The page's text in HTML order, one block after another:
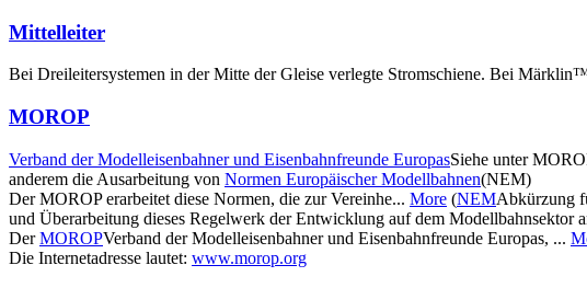
Mittelleiter
Bei Dreileitersystemen in der Mitte der Gleise verlegte Stromschiene. Bei
MOROP
Verband der Modelleisenbahner und Eisenbahnfreunde EuropasSiehe unter
anderem die Ausarbeitung von Normen Europäischer Modellbahnen(NEM)
Der MOROP erarbeitet diese Normen, die zur Vereinhe... More (NEMAbkürzung
und Überarbeitung dieses Regelwerk der Entwicklung auf dem Modellbahnsektor
DerMOROPVerband der Modelleisenbahner und Eisenbahnfreunde Europas, ...
Die Internetadresse lautet: www.morop.org